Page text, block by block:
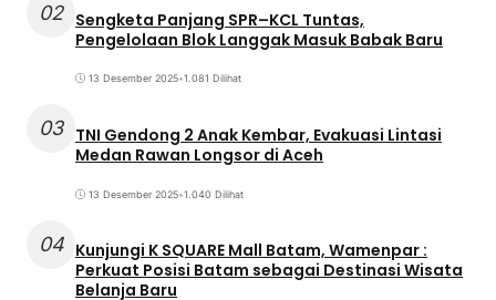
02 Sengketa Panjang SPR–KCL Tuntas,
Pengelolaan Blok Langgak Masuk Babak Baru
13 Desember 2025•1.081 Dilihat
03 TNI Gendong 2 Anak Kembar, Evakuasi Lintasi
Medan Rawan Longsor di Aceh
13 Desember 2025•1.040 Dilihat
04 Kunjungi K SQUARE Mall Batam, Wamenpar :
Perkuat Posisi Batam sebagai Destinasi Wisata
Belanja Baru